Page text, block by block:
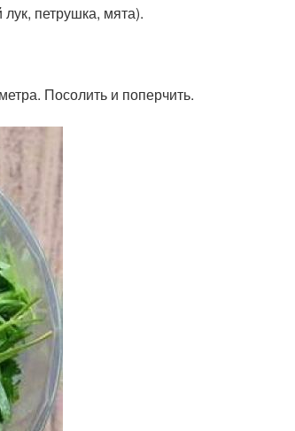
петрушка, мята).
Посолить и поперчить.